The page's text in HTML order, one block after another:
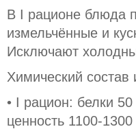
В I рационе блюда
измельчённые и
Исключают
Химический состав
• I рацион: белки
ценность 1100-